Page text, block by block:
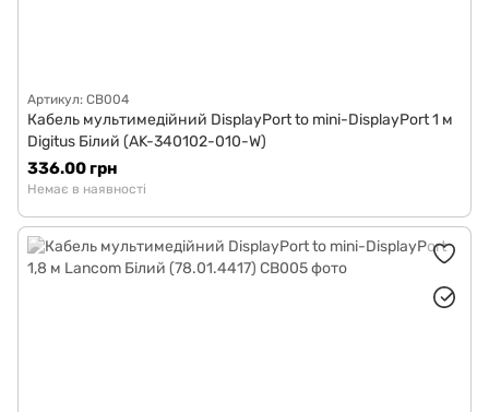
Артикул: CB004
Кабель мультимедійний DisplayPort to mini-DisplayPort 1 м
Digitus Білий (AK-340102-010-W)
336.00 грн
Немає в наявності